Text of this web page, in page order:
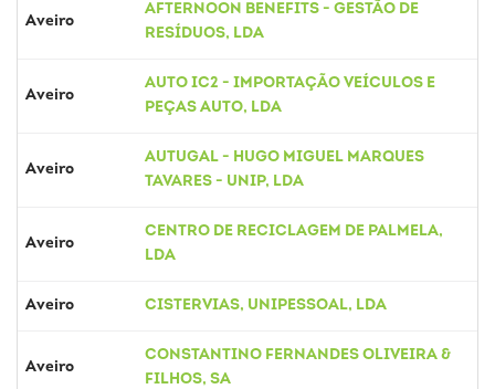
Aveiro
AFTERNOON BENEFITS - GESTÃO DE
RESÍDUOS, LDA
Aveiro
AUTO IC2 - IMPORTAÇÃO VEÍCULOS E
PEÇAS AUTO, LDA
Aveiro
AUTUGAL - HUGO MIGUEL MARQUES
TAVARES - UNIP, LDA
Aveiro
CENTRO DE RECICLAGEM DE PALMELA,
LDA
Aveiro CISTERVIAS, UNIPESSOAL, LDA
Aveiro
CONSTANTINO FERNANDES OLIVEIRA &
FILHOS, SA